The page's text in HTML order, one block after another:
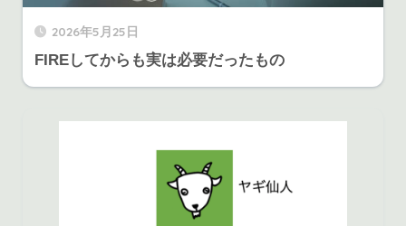
2026年5月25日
FIREしてからも実は必要だったもの